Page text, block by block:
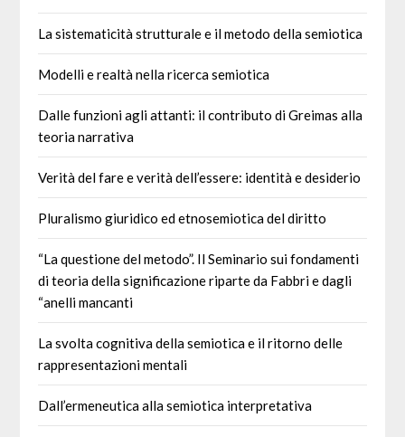
La sistematicità strutturale e il metodo della semiotica
Modelli e realtà nella ricerca semiotica
Dalle funzioni agli attanti: il contributo di Greimas alla
teoria narrativa
Verità del fare e verità dell’essere: identità e desiderio
Pluralismo giuridico ed etnosemiotica del diritto
“La questione del metodo”. Il Seminario sui fondamenti
di teoria della significazione riparte da Fabbri e dagli
“anelli mancanti
La svolta cognitiva della semiotica e il ritorno delle
rappresentazioni mentali
Dall’ermeneutica alla semiotica interpretativa